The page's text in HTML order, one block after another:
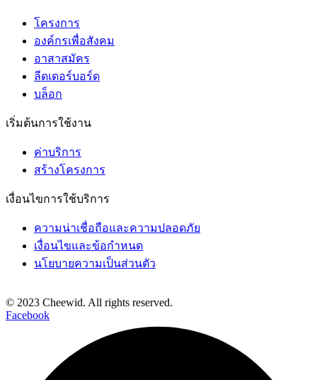
โครงการ
องค์กรเพื่อสังคม
อาสาสมัคร
ลีดเดอร์บอร์ด
บล็อก
เริ่มต้นการใช้งาน
ค่าบริการ
สร้างโครงการ
เงื่อนไขการใช้บริการ
ความน่าเชื่อถือและความปลอดภัย
เงื่อนไขและข้อกำหนด
นโยบายความเป็นส่วนตัว
© 2023 Cheewid. All rights reserved.
Facebook